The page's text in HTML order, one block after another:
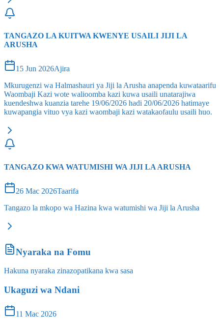
TANGAZO LA KUITWA KWENYE USAILI JIJI LA
ARUSHA
15 Jun 2026Ajira
Mkurugenzi wa Halmashauri ya Jiji la Arusha anapenda kuwataarifu
Waombaji Kazi wote walioomba kazi kuwa usaili unatarajiwa
kuendeshwa kuanzia tarehe 19/06/2026 hadi 20/06/2026 hatimaye
kuwapangia vituo vya kazi waombaji kazi watakaofaulu usaili huo.
TANGAZO KWA WATUMISHI WA JIJI LA ARUSHA
26 Mac 2026Taarifa
Tangazo la mkopo wa Hazina kwa watumishi wa Jiji la Arusha
Nyaraka na Fomu
Hakuna nyaraka zinazopatikana kwa sasa
Ukaguzi wa Ndani
11 Mac 2026